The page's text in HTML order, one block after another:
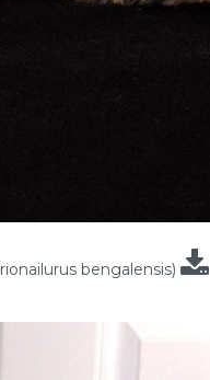
bengalensis)